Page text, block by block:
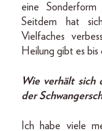
eine Sonderform
Seitdem hat
Vielfaches
Heilung gibt es
Wie verhält sich
der
Ich habe viele